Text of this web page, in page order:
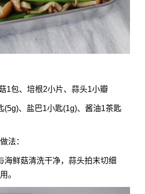
1包、培根2小片、蒜头1小瓣
(5g)、盐巴1小匙(1g)、酱油1茶匙
法：
海鲜菇清洗干净，蒜头拍末切细
。